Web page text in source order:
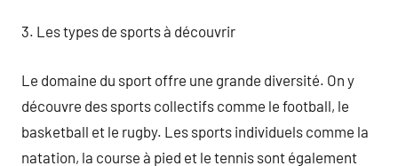
3. Les types de sports à découvrir
Le domaine du sport offre une grande diversité. On y
découvre des sports collectifs comme le football, le
basketball et le rugby. Les sports individuels comme la
natation, la course à pied et le tennis sont également